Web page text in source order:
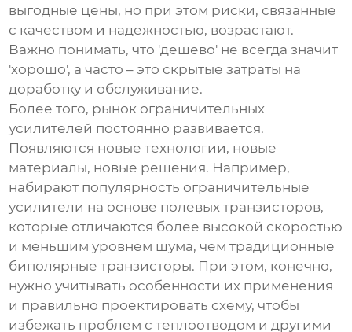
выгодные цены, но при этом риски, связанные
с качеством и надежностью, возрастают.
Важно понимать, что 'дешево' не всегда значит
'хорошо', а часто – это скрытые затраты на
доработку и обслуживание.
Более того, рынок ограничительных
усилителей постоянно развивается.
Появляются новые технологии, новые
материалы, новые решения. Например,
набирают популярность ограничительные
усилители на основе полевых транзисторов,
которые отличаются более высокой скоростью
и меньшим уровнем шума, чем традиционные
биполярные транзисторы. При этом, конечно,
нужно учитывать особенности их применения
и правильно проектировать схему, чтобы
избежать проблем с теплоотводом и другими